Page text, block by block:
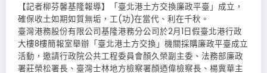
【記者柳芬馨基隆報導】「臺北港土方交換廉政平臺」成立，
確保收土如期如質無垢，工(功)在當代、利在千秋。
臺灣港務股份有限公司基隆港務分公司於2月1日假臺北港行政
大樓8樓簡報室舉辦「臺北港土方交換」機關採購廉政平臺成立
活動，邀請行政院公共工程委員會顏久榮副主委、法務部廉政
署莊榮松署長、臺灣士林地方檢察署顏迺偉檢察長、楊冀華主